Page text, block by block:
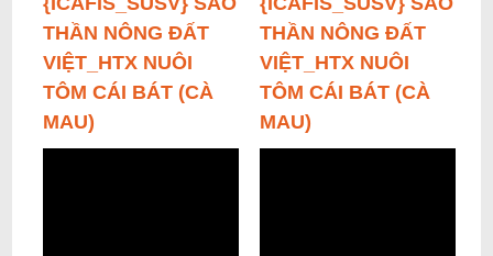
THẦN NÔNG ĐẤT
VIỆT_HTX NUÔI
TÔM CÁI BÁT (CÀ
MAU)
THẦN NÔNG ĐẤT
VIỆT_HTX NUÔI
TÔM CÁI BÁT (CÀ
MAU)